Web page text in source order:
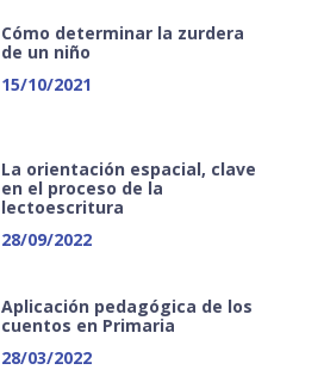
Cómo determinar la zurdera
de un niño
15/10/2021
La orientación espacial, clave
en el proceso de la
lectoescritura
28/09/2022
Aplicación pedagógica de los
cuentos en Primaria
28/03/2022